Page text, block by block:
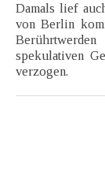
Damals lief
von Berlin
spekulativen
verzogen.